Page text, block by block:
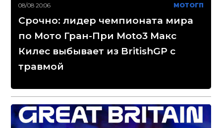
08/08 20:06 МОТОГП
Срочно: лидер чемпионата мира
по Мото Гран-При Moto3 Макс
Килес выбывает из BritishGP с
травмой